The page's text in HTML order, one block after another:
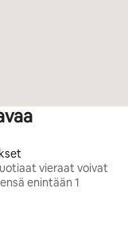
vieraat voivat
enintään 1